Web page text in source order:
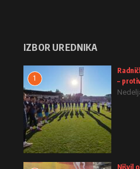
IZBOR UREDNIKA
1
–
Nišvil